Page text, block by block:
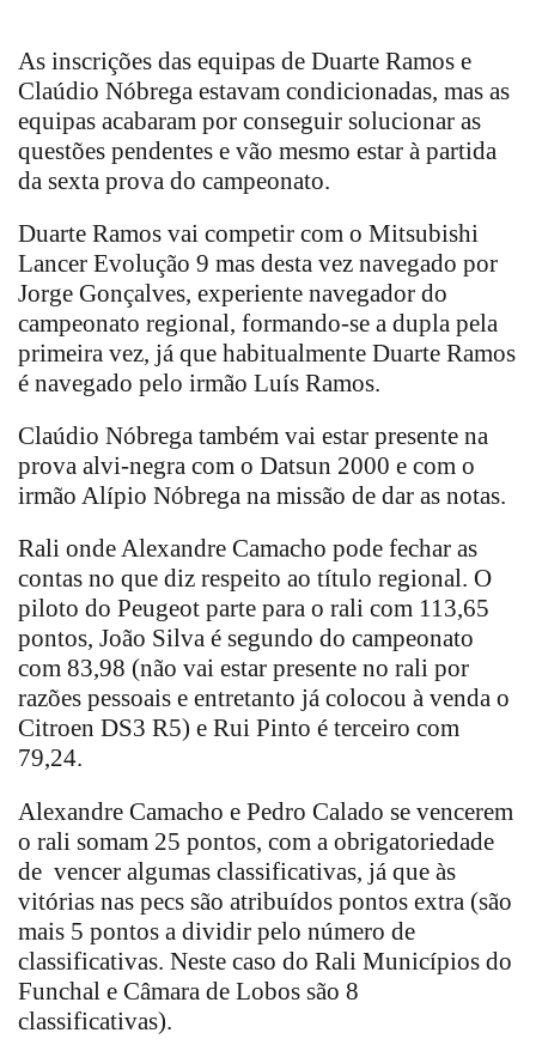
As inscrições das equipas de Duarte Ramos e
Claúdio Nóbrega estavam condicionadas, mas as
equipas acabaram por conseguir solucionar as
questões pendentes e vão mesmo estar à partida
da sexta prova do campeonato.
Duarte Ramos vai competir com o Mitsubishi
Lancer Evolução 9 mas desta vez navegado por
Jorge Gonçalves, experiente navegador do
campeonato regional, formando-se a dupla pela
primeira vez, já que habitualmente Duarte Ramos
é navegado pelo irmão Luís Ramos.
Claúdio Nóbrega também vai estar presente na
prova alvi-negra com o Datsun 2000 e com o
irmão Alípio Nóbrega na missão de dar as notas.
Rali onde Alexandre Camacho pode fechar as
contas no que diz respeito ao título regional. O
piloto do Peugeot parte para o rali com 113,65
pontos, João Silva é segundo do campeonato
com 83,98 (não vai estar presente no rali por
razões pessoais e entretanto já colocou à venda o
Citroen DS3 R5) e Rui Pinto é terceiro com
79,24.
Alexandre Camacho e Pedro Calado se vencerem
o rali somam 25 pontos, com a obrigatoriedade
de vencer algumas classificativas, já que às
vitórias nas pecs são atribuídos pontos extra (são
mais 5 pontos a dividir pelo número de
classificativas. Neste caso do Rali Municípios do
Funchal e Câmara de Lobos são 8
classificativas).